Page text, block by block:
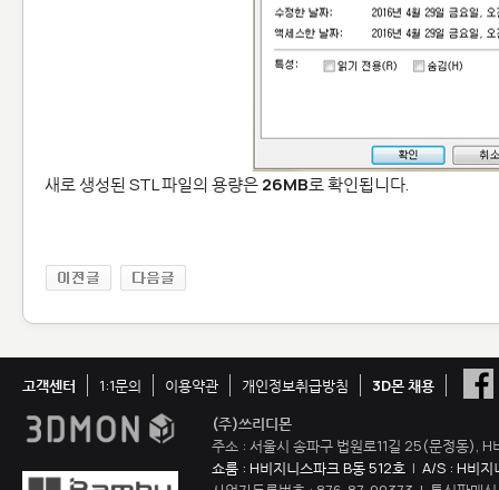
새로 생성된 STL 파일의 용량은26MB로 확인됩니다.
고객센터 1:1문의 이용약관 개인정보취급방침
3D몬 채용
(주)쓰리디몬
주소 : 서울시 송파구 법원로11길 25(문정동),
쇼룸 : H비지니스파크 B동 512호 | A/S : H비지